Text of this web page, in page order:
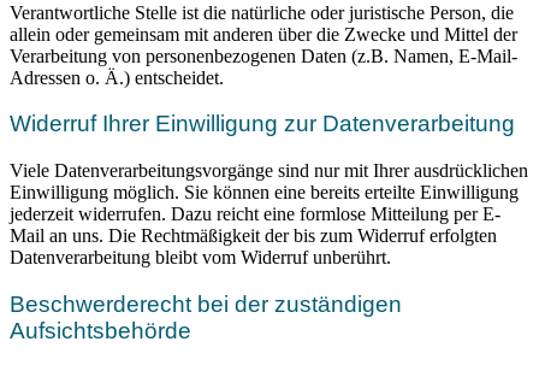
Verantwortliche Stelle ist die natürliche oder juristische Person, die
allein oder gemeinsam mit anderen über die Zwecke und Mittel der
Verarbeitung von personenbezogenen Daten (z.B. Namen, E-Mail-
Adressen o. Ä.) entscheidet.
Widerruf Ihrer Einwilligung zur Datenverarbeitung
Viele Datenverarbeitungsvorgänge sind nur mit Ihrer ausdrücklichen
Einwilligung möglich. Sie können eine bereits erteilte Einwilligung
jederzeit widerrufen. Dazu reicht eine formlose Mitteilung per E-
Mail an uns. Die Rechtmäßigkeit der bis zum Widerruf erfolgten
Datenverarbeitung bleibt vom Widerruf unberührt.
Beschwerderecht bei der zuständigen
Aufsichtsbehörde